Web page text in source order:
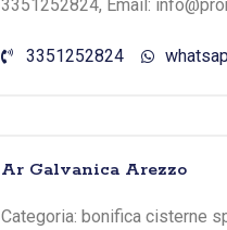
3351252824, Email:
3351252824
Ar Galvanica Arezzo
Categoria: bonifica cisterne